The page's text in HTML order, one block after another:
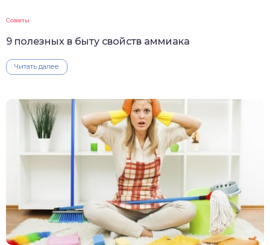
Советы
9 полезных в быту свойств аммиака
Читать далее